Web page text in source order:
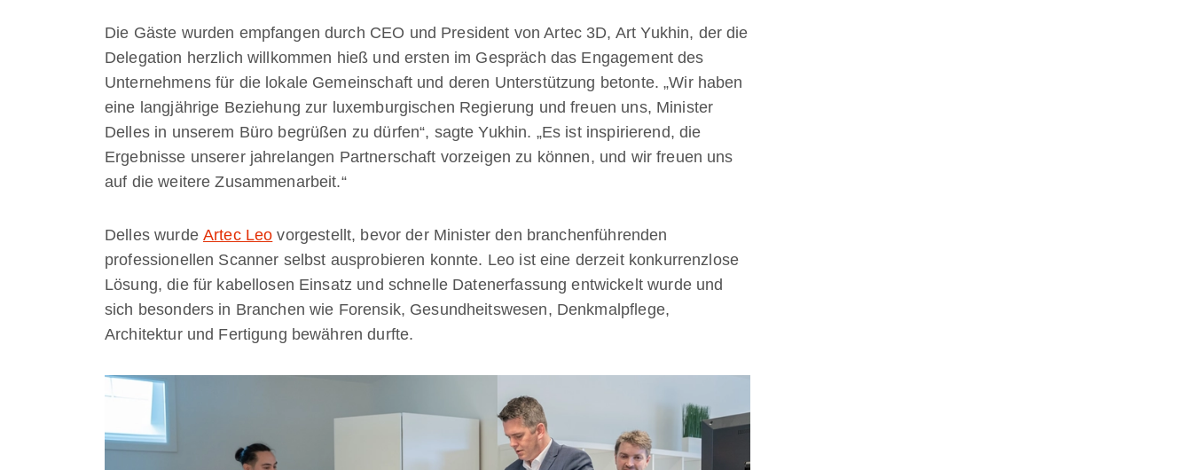
Die Gäste wurden empfangen durch CEO und President von Artec 3D, Art Yukhin, der die
Delegation herzlich willkommen hieß und ersten im Gespräch das Engagement des
Unternehmens für die lokale Gemeinschaft und deren Unterstützung betonte. „Wir haben
eine langjährige Beziehung zur luxemburgischen Regierung und freuen uns, Minister
Delles in unserem Büro begrüßen zu dürfen“, sagte Yukhin. „Es ist inspirierend, die
Ergebnisse unserer jahrelangen Partnerschaft vorzeigen zu können, und wir freuen uns
auf die weitere Zusammenarbeit.“
Delles wurde Artec Leo vorgestellt, bevor der Minister den branchenführenden
professionellen Scanner selbst ausprobieren konnte. Leo ist eine derzeit konkurrenzlose
Lösung, die für kabellosen Einsatz und schnelle Datenerfassung entwickelt wurde und
sich besonders in Branchen wie Forensik, Gesundheitswesen, Denkmalpflege,
Architektur und Fertigung bewähren durfte.